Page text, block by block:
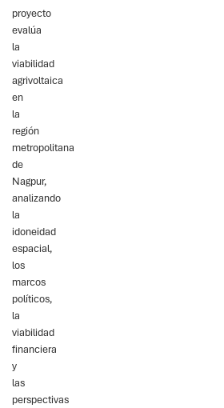
proyecto
evalúa
la
viabilidad
agrivoltaica
en
la
región
metropolitana
de
Nagpur,
analizando
la
idoneidad
espacial,
los
marcos
políticos,
la
viabilidad
financiera
y
las
perspectivas